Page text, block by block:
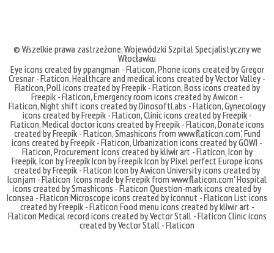
© Wszelkie prawa zastrzeżone,Wojewódzki Szpital Specjalistyczny we
Włocławku
Eye icons created by ppangman - Flaticon,Phone icons created by Gregor
Cresnar - Flaticon,Healthcare and medical icons created by Vector Valley -
Flaticon,Poll icons created by Freepik - Flaticon,Boss icons created by
Freepik - Flaticon,Emergency room icons created by Awicon -
Flaticon,Night shift icons created by DinosoftLabs - Flaticon,Gynecology
icons created by Freepik - Flaticon,Clinic icons created by Freepik -
Flaticon,Medical doctor icons created by Freepik - Flaticon,Donate icons
created by Freepik - Flaticon,Smashicons from www.flaticon.com',Fund
icons created by Freepik - Flaticon,Urbanization icons created by GOWI -
Flaticon,Procurement icons created by kliwir art - Flaticon,Icon by
Freepik,Icon by FreepikIcon by FreepikIcon by Pixel perfectEurope icons
created by Freepik - Flaticon Icon by Awicon University icons created by
Iconjam - Flaticon Icons made byFreepik from www.flaticon.com'Hospital
icons created by Smashicons - Flaticon Question-mark icons created by
Iconsea - Flaticon Microscope icons created by iconnut - Flaticon List icons
created by Freepik - Flaticon Food menu icons created by kliwir art -
Flaticon Medical record icons created by Vector Stall - Flaticon Clinic icons
created by Vector Stall - Flaticon